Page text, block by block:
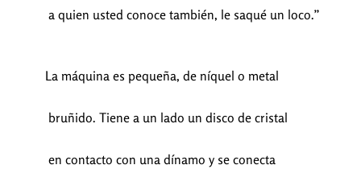
a quien usted conoce también, le saqué un loco.”
La máquina es pequeña, de níquel o metal
bruñido. Tiene a un lado un disco de cristal
en contacto con una dínamo y se conecta